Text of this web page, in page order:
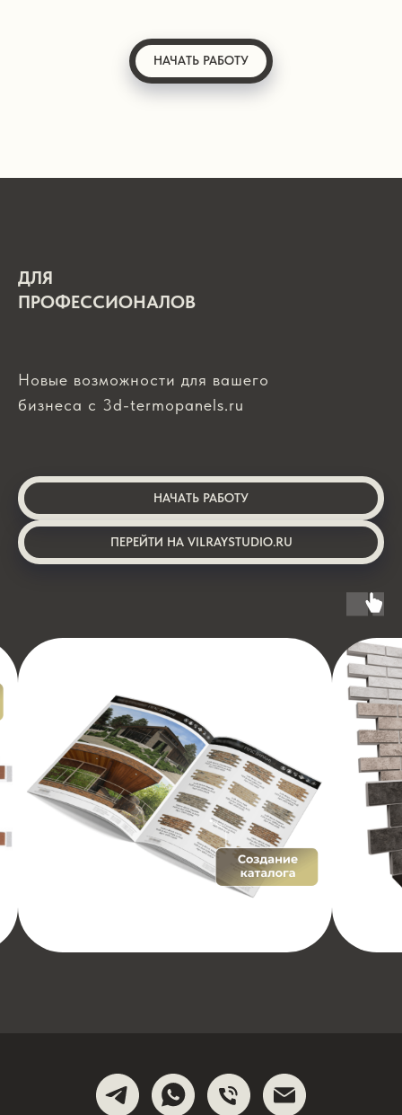
НАЧАТЬ РАБОТУ
ДЛЯ
ПРОФЕССИОНАЛОВ
Новые возможности для вашего
бизнеса с 3d-termopanels.ru
НАЧАТЬ РАБОТУ
ПЕРЕЙТИ НА VILRAYSTUDIO.RU